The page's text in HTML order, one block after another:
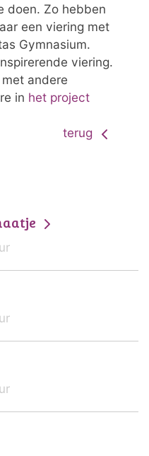
doen. Zo hebben
een viering met
Gymnasium.
viering.
andere
in het project
terug